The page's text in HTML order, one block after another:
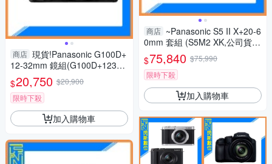
商店 現貨!Panasonic G100D+
12-32mm 鏡組(G100D+123
2，公司貨)G100
$20,750 $20,900
限時下殺
加入購物車
商店 ~Panasonic S5 II X+20-6
0mm 套組 (S5M2 XK,公司貨)
S5IIXK
$75,840 $75,990
限時下殺
加入購物車